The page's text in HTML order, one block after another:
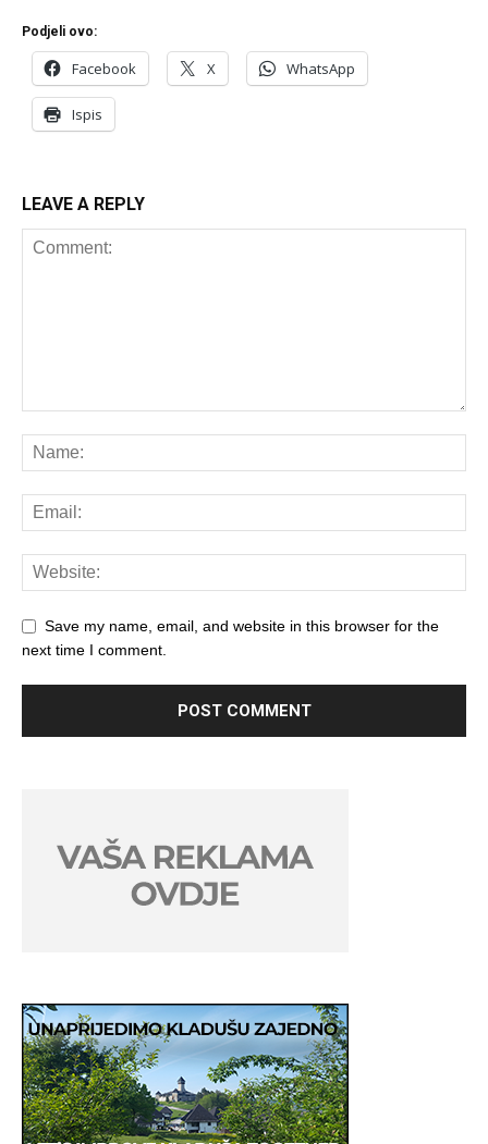
Podjeli ovo:
Facebook X WhatsApp
Ispis
LEAVE A REPLY
Save my name, email, and website in this browser for the
next time I comment.